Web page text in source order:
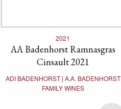
2021
AA Badenhorst Ramnasgras
Cinsault 2021
ADI BADENHORST | A.A. BADENHORST
FAMILY WINES